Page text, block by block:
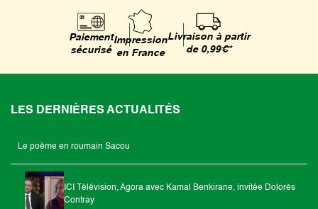
Paiement
sécurisé
Impression
en France
Livraison à partir
de 0,99€*
LES DERNIÈRES ACTUALITÉS
Le poème en roumain Sacou
ICI Télévision, Agora avec Kamal Benkirane, invitée Dolorès
Contray